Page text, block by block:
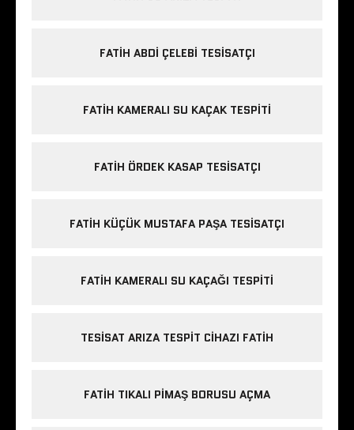
FATIH ABDI ÇELEBI TESISATÇI
FATIH KAMERALI SU KAÇAK TESPITI
FATIH ÖRDEK KASAP TESISATÇI
FATIH KÜÇÜK MUSTAFA PAŞA TESISATÇI
FATIH KAMERALI SU KAÇAĞI TESPITI
TESISAT ARIZA TESPIT CIHAZI FATIH
FATIH TIKALI PIMAŞ BORUSU AÇMA